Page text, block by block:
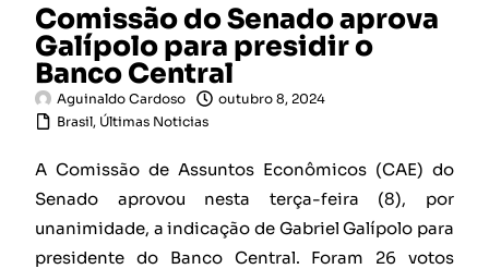
Comissão do Senado aprova
Galípolo para presidir o
Banco Central
Aguinaldo Cardoso
outubro 8, 2024
Brasil, Últimas Noticias
A Comissão de Assuntos Econômicos (CAE) do
Senado aprovou nesta terça-feira (8), por
unanimidade, a indicação de Gabriel Galípolo para
presidente do Banco Central. Foram 26 votos